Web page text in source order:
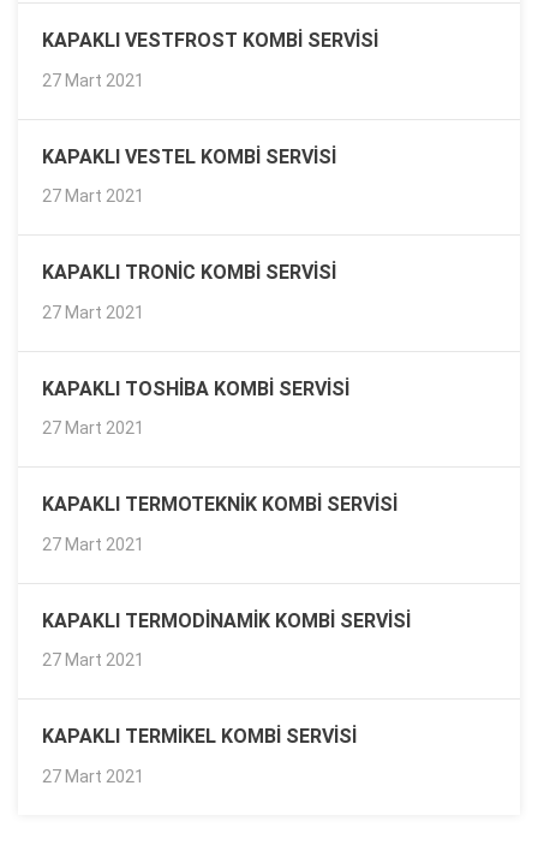
KAPAKLI VESTFROST KOMBI SERVISI
27 Mart 2021
KAPAKLI VESTEL KOMBI SERVISI
27 Mart 2021
KAPAKLI TRONIC KOMBI SERVISI
27 Mart 2021
KAPAKLI TOSHIBA KOMBI SERVISI
27 Mart 2021
KAPAKLI TERMOTEKNIK KOMBI SERVISI
27 Mart 2021
KAPAKLI TERMODINAMIK KOMBI SERVISI
27 Mart 2021
KAPAKLI TERMIKEL KOMBI SERVISI
27 Mart 2021